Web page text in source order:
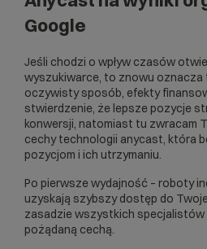
Google
Jeśli chodzi o wpływ czasów
wyszukiwarce, to znowu oznacza
oczywisty sposób, efekty
stwierdzenie, że lepsze pozycje
konwersji, natomiast tu zwracam
cechy technologii anycast, która
pozycjom i ich utrzymaniu.
Po pierwsze wydajność – roboty
uzyskają szybszy dostęp do
zasadzie wszystkich specjalistów
pożądaną cechą.